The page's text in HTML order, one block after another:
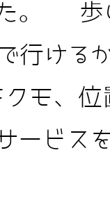
た。 歩
行け
モ、位
ービス